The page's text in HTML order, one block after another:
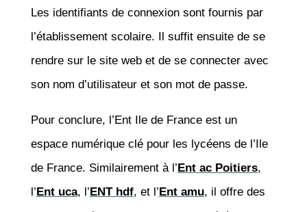
Les identifiants de connexion sont fournis par
l’établissement scolaire. Il suffit ensuite de se
rendre sur le site web et de se connecter avec
son nom d’utilisateur et son mot de passe.
Pour conclure, l’Ent Ile de France est un
espace numérique clé pour les lycéens de l’Ile
de France. Similairement à l’Ent ac Poitiers,
l’Ent uca, l’ENT hdf, et l’Ent amu, il offre des